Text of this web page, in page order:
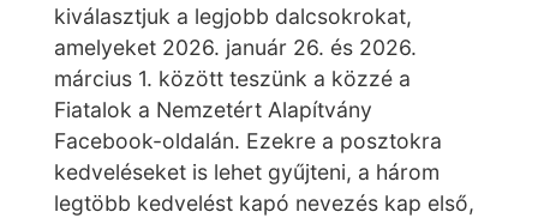
kiválasztjuk a legjobb dalcsokrokat,
amelyeket 2026. január 26. és 2026.
március 1. között teszünk a közzé a
Fiatalok a Nemzetért Alapítvány
Facebook-oldalán. Ezekre a posztokra
kedveléseket is lehet gyűjteni, a három
legtöbb kedvelést kapó nevezés kap első,